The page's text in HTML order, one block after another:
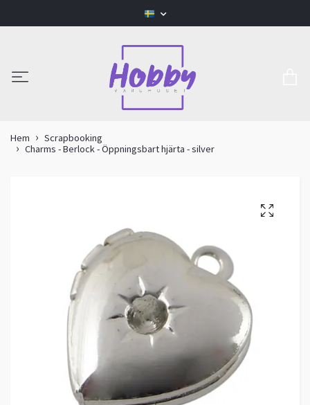
Hem
Scrapbooking
Charms - Berlock - Öppningsbart hjärta - silver